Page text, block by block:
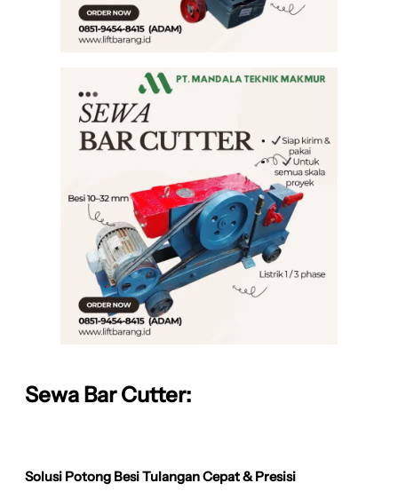
Sewa Bar Cutter:
Solusi Potong Besi Tulangan Cepat & Presisi